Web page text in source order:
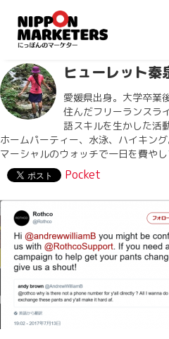
ヒューレット秦
愛媛県出身。大学卒業
住んだフリーランスラ
語スキルを生かした活
ホームパーティー、水泳、ハイキン
マーシャルのウォッチで一日を費やし
Pocket